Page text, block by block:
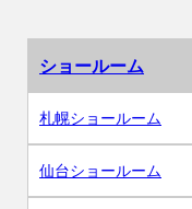
ショールーム
札幌ショールーム
仙台ショールーム